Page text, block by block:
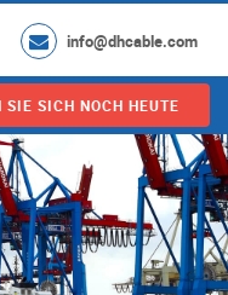
info@dhcable.com
SIE SICH NOCH HEUTE